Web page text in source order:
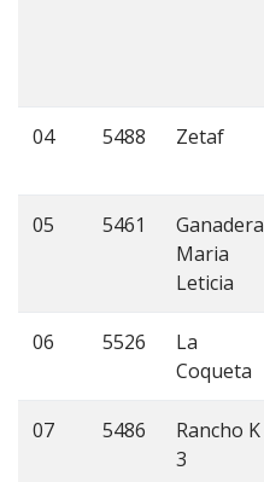
04 5488 Zetaf
05 5461
Ganadera
Maria
Leticia
06 5526
La
Coqueta
07 5486
Rancho K
3